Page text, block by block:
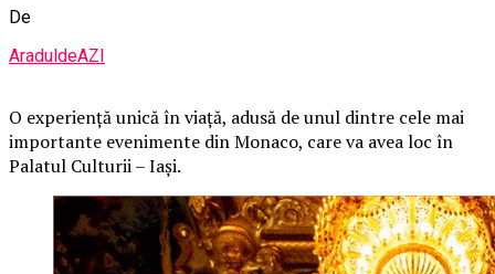
De
AraduldeAZI
O experiență unică în viață, adusă de unul dintre cele mai
importante evenimente din Monaco, care va avea loc în
Palatul Culturii – Iași.